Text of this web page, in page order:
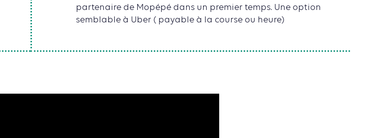
partenaire de Mopépé dans un premier temps. Une option
semblable à Uber ( payable à la course ou heure)